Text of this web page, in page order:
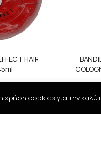
HAIR
cookies για την